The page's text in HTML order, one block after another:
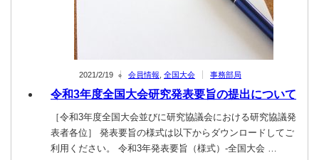
2021/2/19 会員情報 全国大会 事務部局
令和3年度全国大会研究発表要旨の提出について
［令和3年度全国大会並びに研究協議会における研究協議発
表者各位］ 発表要旨の様式は以下からダウンロードしてご
利用ください。 令和3年発表要旨（様式）-全国大会 …